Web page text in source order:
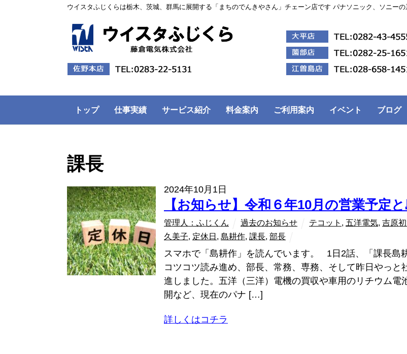
ウイスタふじくらは栃木、茨城、群馬に展開する「まちのでんきやさん」チェーン店です パナソニック、ソニー
トップ 仕事実績 サービス紹介 料金案内 ご利用案内 イベント ブログ
課長
2024年10月1日
【お知らせ】令和６年10月の営業予定
管理人：ふじくん 過去のお知らせ テコット , 五洋電気, 吉原
久美子, 定休日 , 島耕作, 課長, 部長
スマホで「島耕作」を読んでいます。 1日2話、「課長島
コツコツ読み進め、部長、常務、専務、そして昨日やっと
進しました。五洋（三洋）電機の買収や車用のリチウム電
開など、現在のパナ […]
詳しくはコチラ